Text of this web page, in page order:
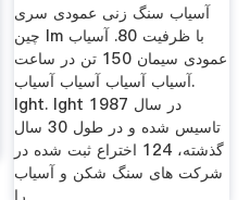
آسیاب سنگ زنی عمودی سری
چین lm با ظرفیت 80. آسیاب
عمودی سیمان 150 تن در ساعت
آسیاب آسیاب آسیاب آسیاب.
lght. lght در سال 1987
تاسیس شده و در طول 30 سال
گذشته، 124 اختراع ثبت شده در
شركت های سنگ شكن و آسیاب
را